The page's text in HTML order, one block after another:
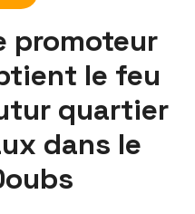
promoteur
le feu
quartier
dans le